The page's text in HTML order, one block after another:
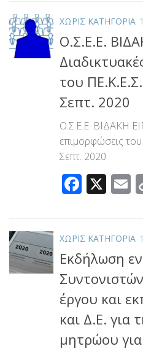
ΧΩΡΊΣ ΚΑΤΗΓΟΡΊΑ
Ο.Σ.Ε.Ε.
του
Σεπτ. 2020
Ο.Σ.Ε.Ε. ΒΙΔΑΚΗ
επιμορφώσεις
Σεπτ. 2020
X
ΧΩΡΊΣ ΚΑΤΗΓΟΡΊΑ
Εκδήλωση
έργου και
και Δ.Ε. για
μητρώου για